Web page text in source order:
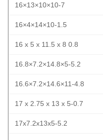
16×13×10×10-7
16×4×14×10-1.5
16 x 5 x 11.5 x 8 0.8
16.8×7.2×14.8×5-5.2
16.6×7.2×14.6×11-4.8
17 x 2.75 x 13 x 5-0.7
17x7.2x13x5-5.2